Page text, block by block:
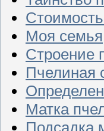
Моя семья
Строение
Пчелиная
Матка
Подсадка